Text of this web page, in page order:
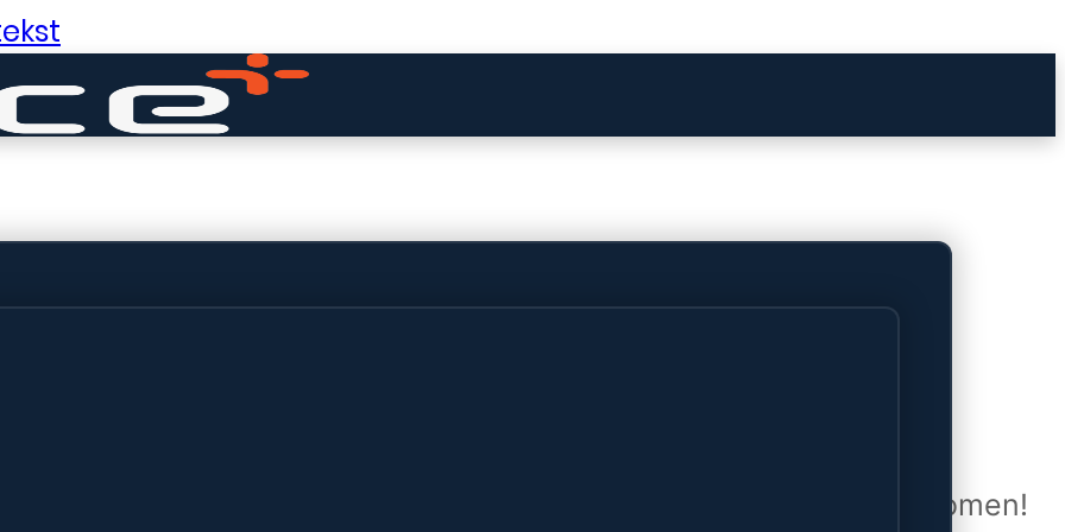
dingen in het verschiet
winkel wordt momenteel gebouwd en zal binnenkort online komen!